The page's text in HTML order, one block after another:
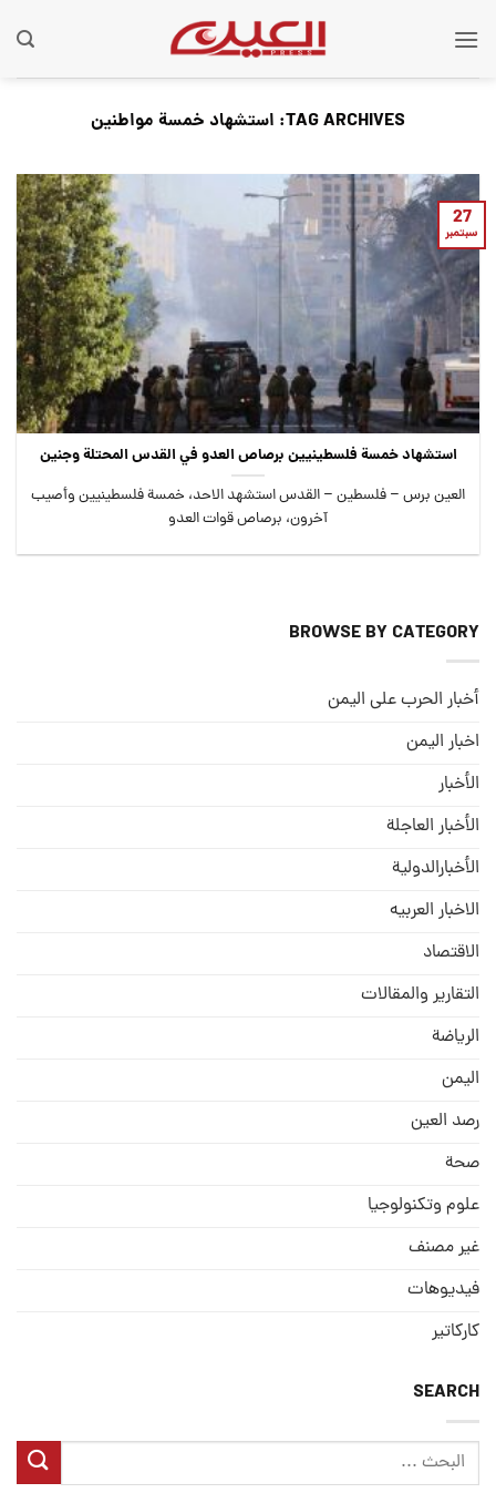
TAG ARCHIVES: استشهاد خمسة مواطنين
استشهاد خمسة فلسطينيين برصاص العدو في القدس المحتلة وجنين
العين برس – فلسطين – القدس استشهد الاحد، خمسة فلسطينيين وأصيب
آخرون، برصاص قوات العدو
27
سبتمبر
BROWSE BY CATEGORY
أخبار الحرب على اليمن
اخبار اليمن
الأخبار
الأخبار العاجلة
الأخبارالدولية
الاخبار العربيه
الاقتصاد
التقارير والمقالات
الریاضة
الیمن
رصد العین
صحة
علوم وتكنولوجيا
غير مصنف
فيديوهات
كاركاتير
SEARCH